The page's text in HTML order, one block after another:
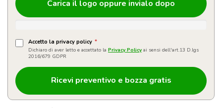
Carica il logo oppure invialo dopo
Accetto la privacy policy *
Dichiaro di aver letto e accettato la Privacy Policy ai sensi dell'art.13 D.lgs
2016/679 GDPR